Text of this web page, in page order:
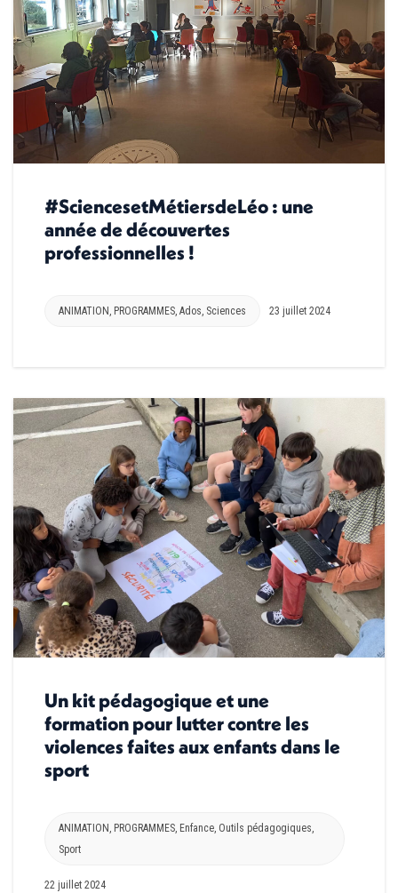
#SciencesetMétiersdeLéo : une
année de découvertes
professionnelles !
ANIMATION PROGRAMMES Ados Sciences 23 juillet 2024
Un kit pédagogique et une
formation pour lutter contre les
violences faites aux enfants dans le
sport
ANIMATION , PROGRAMMES, Enfance, Outils pédagogiques,
Sport
22 juillet 2024